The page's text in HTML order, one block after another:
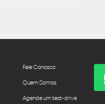
Fale Conosco
Quem Somos
Agende um test-drive